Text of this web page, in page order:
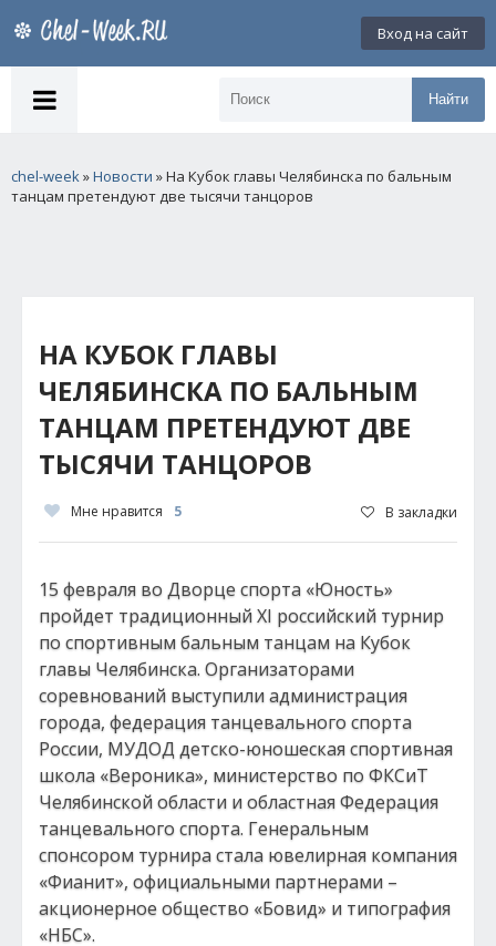
Вход на сайт
Найти
chel-week»Новости » На Кубок главы Челябинска по бальным
танцам претендуют две тысячи танцоров
НА КУБОК ГЛАВЫ
ЧЕЛЯБИНСКА ПО БАЛЬНЫМ
ТАНЦАМ ПРЕТЕНДУЮТ ДВЕ
ТЫСЯЧИ ТАНЦОРОВ
Мне нравится 5 В закладки
15 февраля во Дворце спорта «Юность»
пройдет традиционный XI российский турнир
по спортивным бальным танцам на Кубок
главы Челябинска. Организаторами
соревнований выступили администрация
города, федерация танцевального спорта
России, МУДОД детско-юношеская спортивная
школа «Вероника», министерство по ФКСиТ
Челябинской области и областная Федерация
танцевального спорта. Генеральным
спонсором турнира стала ювелирная компания
«Фианит», официальными партнерами –
акционерное общество «Бовид» и типография
«НБС».